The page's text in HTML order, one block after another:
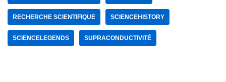
RECHERCHE SCIENTIFIQUE SCIENCEHISTORY
SCIENCELEGENDS SUPRACONDUCTIVITÉ